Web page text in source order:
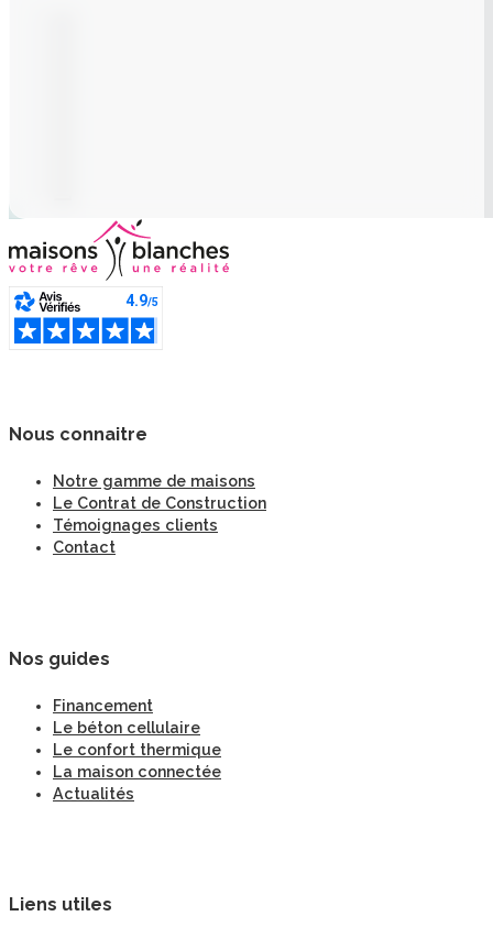
Nous connaitre
Notre gamme de maisons
Le Contrat de Construction
Témoignages clients
Contact
Nos guides
Financement
Le béton cellulaire
Le confort thermique
La maison connectée
Actualités
Liens utiles